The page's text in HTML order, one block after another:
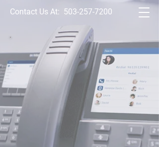
Contact Us At: 503-257-7200